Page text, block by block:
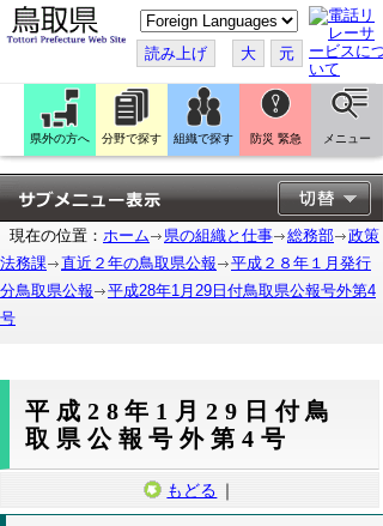
こ
の
ペ
ー
ジ
翻
訳
す
る
読み上げ 大 元
県外の方へ 分野で探す 組織で探す 防災 緊急 メニュー
現在の位置： ホーム 県の組織と仕事 総務部
政策
法務課
直近２年の鳥取県公報
平成２８年１月発行
分鳥取県公報
平成28年1月29日付鳥取県公報号外第4
号
平成28年1月29日付鳥
取県公報号外第4号
もどる ｜